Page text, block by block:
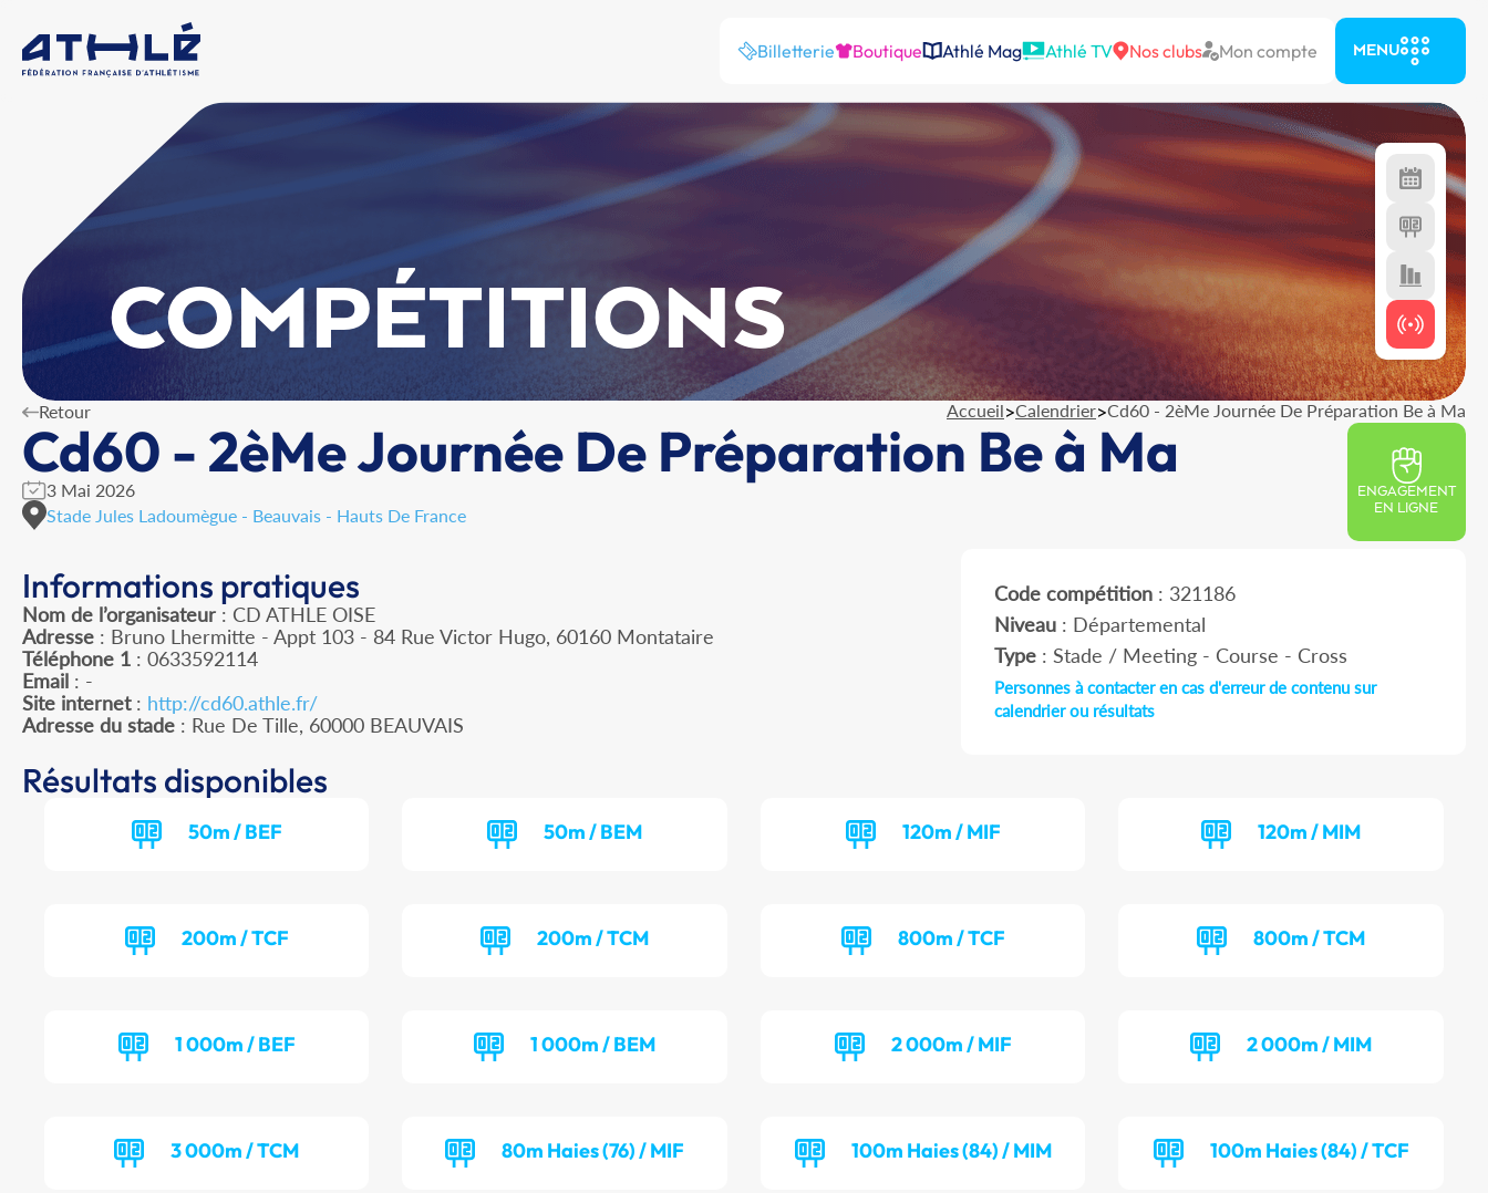
Billetterie Boutique Athlé Mag Athlé TV Nos clubs Mon compte MENU
COMPÉTITIONS
Retour Accueil>Calendrier>Cd60 - 2èMe Journée De Préparation Be à Ma
Cd60 - 2èMe Journée De Préparation Be à Ma
3 Mai 2026
Stade Jules Ladoumègue - Beauvais - Hauts De France
ENGAGEMENT
EN LIGNE
Informations pratiques
Nom de l’organisateur : CD ATHLE OISE
Adresse : Bruno Lhermitte - Appt 103 - 84 Rue Victor Hugo, 60160 Montataire
Téléphone 1 : 0633592114
Email : -
Site internet: http://cd60.athle.fr/
Adresse du stade : Rue De Tille, 60000 BEAUVAIS
Code compétition: 321186
Niveau: Départemental
Type: Stade / Meeting - Course - Cross
Personnes à contacter en cas d'erreur de contenu sur
calendrier ou résultats
Résultats disponibles
50m / BEF 50m / BEM 120m / MIF 120m / MIM
200m / TCF 200m / TCM 800m / TCF 800m / TCM
1 000m / BEF 1 000m / BEM 2 000m / MIF 2 000m / MIM
3 000m / TCM 80m Haies (76) / MIF 100m Haies (84) / MIM 100m Haies (84) / TCF